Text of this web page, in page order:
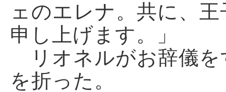
ェのエレナ。共に、
申し上げます。」
リオネルがお辞儀を
を折った。